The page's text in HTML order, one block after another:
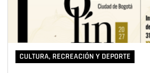
CULTURA, RECREACIÓN Y DEPORTE